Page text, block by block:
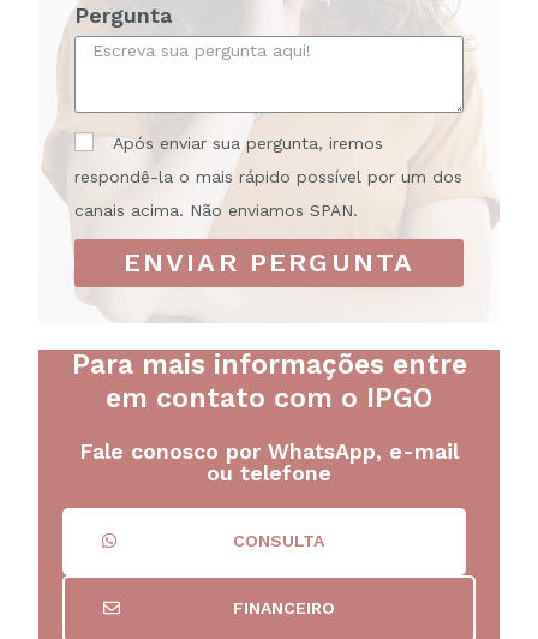
Pergunta
Após enviar sua pergunta, iremos
respondê-la o mais rápido possível por um dos
canais acima. Não enviamos SPAN.
ENVIAR PERGUNTA
Para mais informações entre
em contato com o IPGO
Fale conosco por WhatsApp, e-mail
ou telefone
CONSULTA
FINANCEIRO